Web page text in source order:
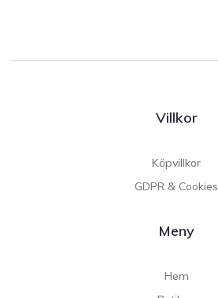
Villkor
Köpvillkor
GDPR & Cookies
Meny
Hem